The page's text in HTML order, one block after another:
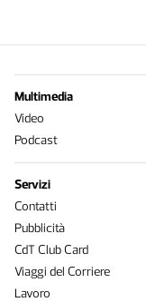
Multimedia
Video
Podcast
Servizi
Contatti
Pubblicità
CdT Club Card
Viaggi del Corriere
Lavoro